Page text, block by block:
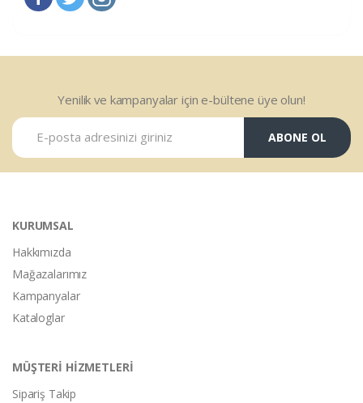
Yenilik ve kampanyalar için e-bültene üye olun!
ABONE OL
KURUMSAL
Hakkımızda
Mağazalarımız
Kampanyalar
Kataloglar
MÜŞTERİ HİZMETLERİ
Sipariş Takip